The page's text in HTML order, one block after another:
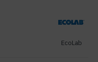
EcoLab